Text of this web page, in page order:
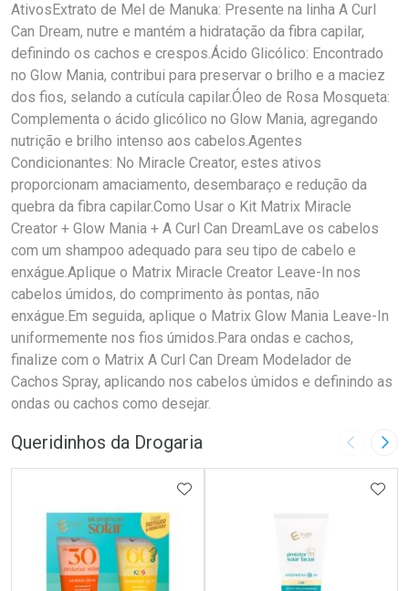
AtivosExtrato de Mel de Manuka: Presente na linha A Curl
Can Dream, nutre e mantém a hidratação da fibra capilar,
definindo os cachos e crespos.Ácido Glicólico: Encontrado
no Glow Mania, contribui para preservar o brilho e a maciez
dos fios, selando a cutícula capilar.Óleo de Rosa Mosqueta:
Complementa o ácido glicólico no Glow Mania, agregando
nutrição e brilho intenso aos cabelos.Agentes
Condicionantes: No Miracle Creator, estes ativos
proporcionam amaciamento, desembaraço e redução da
quebra da fibra capilar.Como Usar o Kit Matrix Miracle
Creator + Glow Mania + A Curl Can DreamLave os cabelos
com um shampoo adequado para seu tipo de cabelo e
enxágue.Aplique o Matrix Miracle Creator Leave-In nos
cabelos úmidos, do comprimento às pontas, não
enxágue.Em seguida, aplique o Matrix Glow Mania Leave-In
uniformemente nos fios úmidos.Para ondas e cachos,
finalize com o Matrix A Curl Can Dream Modelador de
Cachos Spray, aplicando nos cabelos úmidos e definindo as
ondas ou cachos como desejar.
Queridinhos da Drogaria Imagem
ADICIONAR AOS FAVORITOS